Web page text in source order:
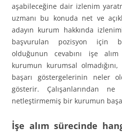
aşabileceğine dair izlenim
uzmanı bu konuda net ve
adayın kurum hakkında
başvurulan pozisyon için
olduğunun cevabını işe
kurumun kurumsal
başarı göstergelerinin neler
gösterir. Çalışanlarından
netleştirmemiş bir kurumun
İşe alım sürecinde